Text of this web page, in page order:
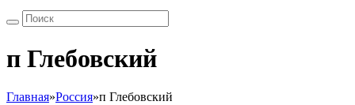
п Глебовский
Главная»Россия»п Глебовский